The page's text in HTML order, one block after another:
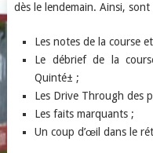
dès le lendemain. Ainsi,
Les notes de la course
Le débrief de la
Quinté± ;
Les Drive Through des
Les faits marquants ;
Un coup d’œil dans le